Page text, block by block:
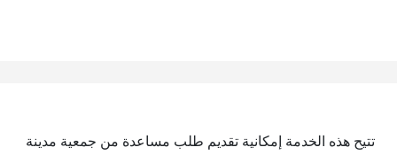
تتيح هذه الخدمة إمكانية تقديم طلب مساعدة من جمعية مدينة